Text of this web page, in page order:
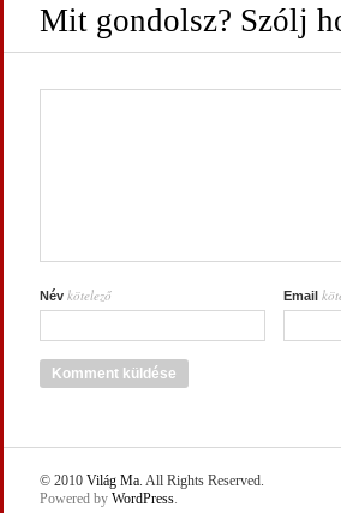
Mit gondolsz? Szólj
Név kötelező Email
© 2010 Világ Ma. All Rights Reserved.
Powered by WordPress.